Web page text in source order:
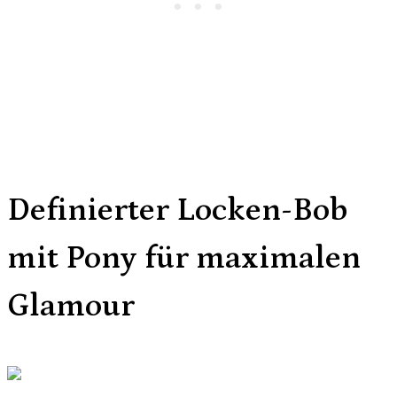
Definierter Locken-Bob
mit Pony für maximalen
Glamour